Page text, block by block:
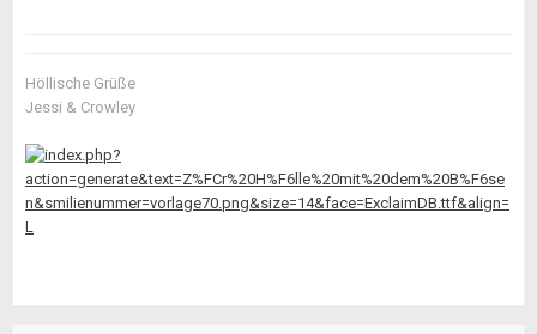
Höllische Grüße
Jessi & Crowley